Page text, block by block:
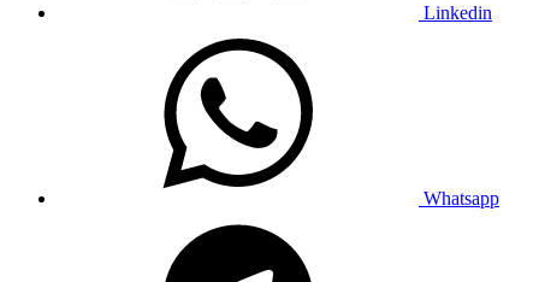
Linkedin
Whatsapp